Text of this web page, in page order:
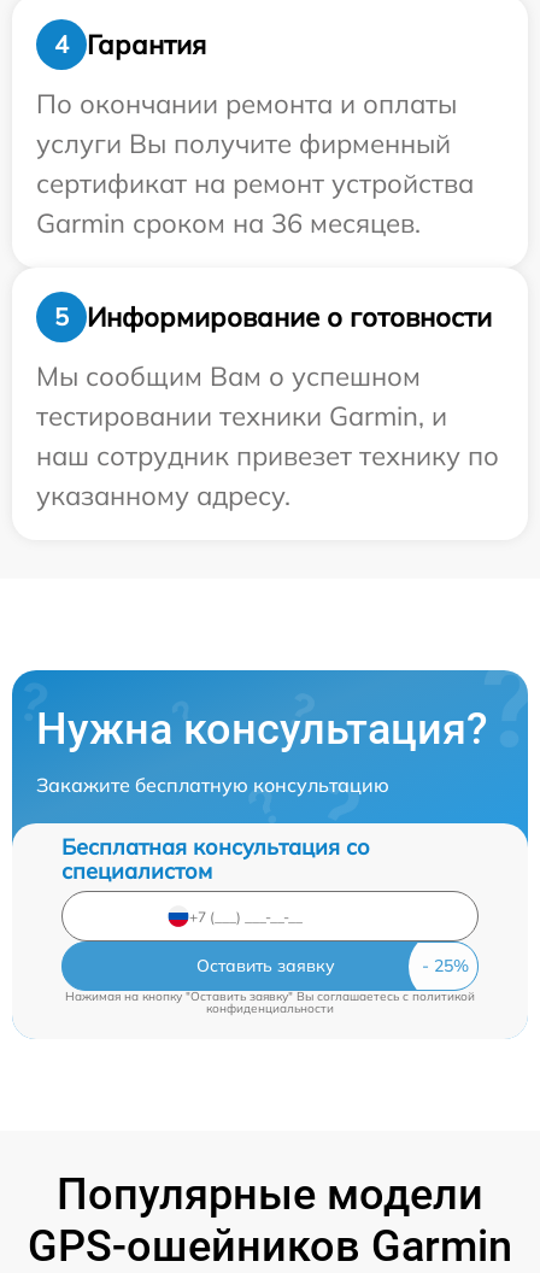
4
Гарантия
По окончании ремонта и оплаты
услуги Вы получите фирменный
сертификат на ремонт устройства
Garmin сроком на 36 месяцев.
5
Информирование о готовности
Мы сообщим Вам о успешном
тестировании техники Garmin, и
наш сотрудник привезет технику по
указанному адресу.
Нужна консультация?
Закажите бесплатную консультацию
Бесплатная консультация со
специалистом
Оставить заявку
Нажимая на кнопку "Оставить заявку" Вы соглашаетесь cполитикой
конфиденциальности
Популярные модели
GPS-ошейников Garmin